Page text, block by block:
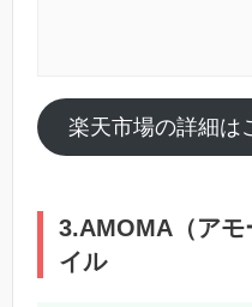
楽天市場の詳細は
3.AMOMA（アモ
イル